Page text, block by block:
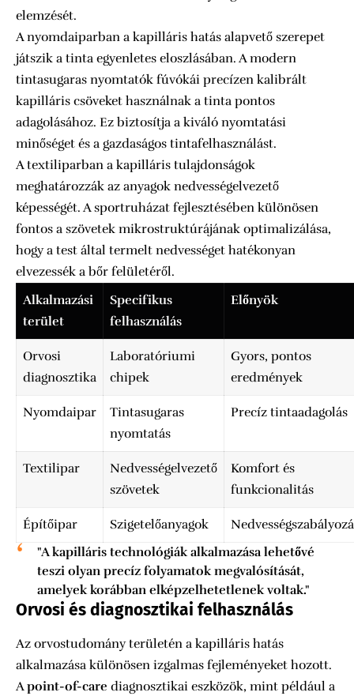
elemzését.
A nyomdaiparban a kapilláris hatás alapvető szerepet
játszik a tinta egyenletes eloszlásában. A modern
tintasugaras nyomtatók fúvókái precízen kalibrált
kapilláris csöveket használnak a tinta pontos
adagolásához. Ez biztosítja a kiváló nyomtatási
minőséget és a gazdaságos tintafelhasználást.
A textiliparban a kapilláris tulajdonságok
meghatározzák az anyagok nedvességelvezető
képességét. A sportruházat fejlesztésében különösen
fontos a szövetek mikrostruktúrájának optimalizálása,
hogy a test által termelt nedvességet hatékonyan
elvezessék a bőr felületéről.
Alkalmazási
terület
Specifikus
felhasználás
Előnyök
Orvosi
diagnosztika
Laboratóriumi
chipek
Gyors, pontos
eredmények
Nyomdaipar
Tintasugaras
nyomtatás
Precíz tintaadagolás
Textilipar
Nedvességelvezető
szövetek
Komfort és
funkcionalitás
Építőipar Szigetelőanyagok
"A kapilláris technológiák alkalmazása lehetővé
teszi olyan precíz folyamatok megvalósítását,
amelyek korábban elképzelhetetlenek voltak."
Orvosi és diagnosztikai felhasználás
Az orvostudomány területén a kapilláris hatás
alkalmazása különösen izgalmas fejleményeket hozott.
Apoint-of-care diagnosztikai eszközök, mint például a